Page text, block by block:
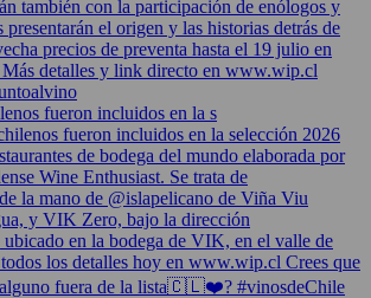
fueron incluidos en la s